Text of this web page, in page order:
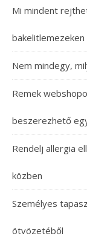
Mi mindent
bakelitlemezeken
Nem mindegy,
Remek
beszerezhető
Rendelj allergia
közben
Személyes
ötvözetéből